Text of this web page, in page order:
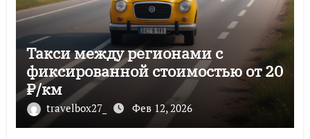
Такси между регионами с
фиксированной стоимостью от 20
₽/км
travelbox27_ Фев 12, 2026